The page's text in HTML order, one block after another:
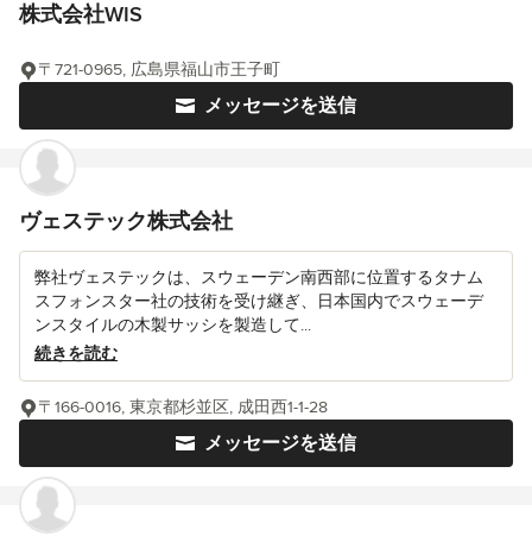
株式会社WIS
メッセージを送信
〒721-0965, 広島県福山市王子町
ヴェステック株式会社
弊社ヴェステックは、スウェーデン南西部に位置するタナム
スフォンスター社の技術を受け継ぎ、日本国内でスウェーデ
ンスタイルの木製サッシを製造して...
続きを読む
メッセージを送信
〒166-0016, 東京都杉並区, 成田西1-1-28